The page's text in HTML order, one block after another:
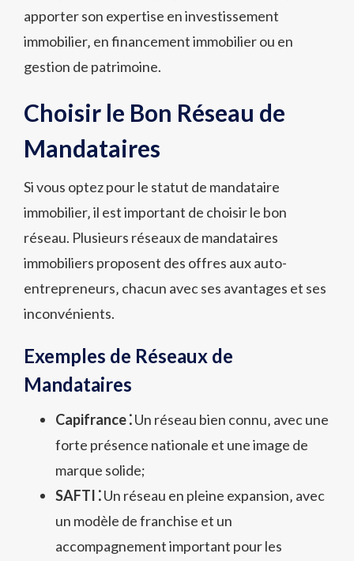
apporter son expertise en investissement
immobilier‚ en financement immobilier ou en
gestion de patrimoine.
Choisir le Bon Réseau de
Mandataires
Si vous optez pour le statut de mandataire
immobilier‚ il est important de choisir le bon
réseau. Plusieurs réseaux de mandataires
immobiliers proposent des offres aux auto-
entrepreneurs‚ chacun avec ses avantages et ses
inconvénients.
Exemples de Réseaux de
Mandataires
Capifrance ⁚Un réseau bien connu‚ avec une
forte présence nationale et une image de
marque solide;
SAFTI ⁚Un réseau en pleine expansion‚ avec
un modèle de franchise et un
accompagnement important pour les